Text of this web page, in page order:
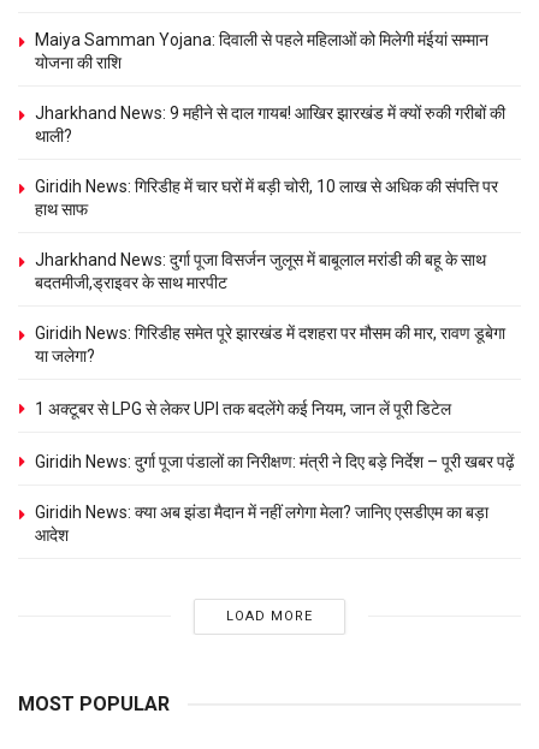
Maiya Samman Yojana: दिवाली से पहले महिलाओं को मिलेगी मंईयां सम्मान
योजना की राशि
Jharkhand News: 9 महीने से दाल गायब! आखिर झारखंड में क्यों रुकी गरीबों की
थाली?
Giridih News: गिरिडीह में चार घरों में बड़ी चोरी, 10 लाख से अधिक की संपत्ति पर
हाथ साफ
Jharkhand News: दुर्गा पूजा विसर्जन जुलूस में बाबूलाल मरांडी की बहू के साथ
बदतमीजी,ड्राइवर के साथ मारपीट
Giridih News: गिरिडीह समेत पूरे झारखंड में दशहरा पर मौसम की मार, रावण डूबेगा
या जलेगा?
1 अक्टूबर से LPG से लेकर UPI तक बदलेंगे कई नियम, जान लें पूरी डिटेल
Giridih News: दुर्गा पूजा पंडालों का निरीक्षण: मंत्री ने दिए बड़े निर्देश – पूरी खबर पढ़ें
Giridih News: क्या अब झंडा मैदान में नहीं लगेगा मेला? जानिए एसडीएम का बड़ा
आदेश
LOAD MORE
MOST POPULAR